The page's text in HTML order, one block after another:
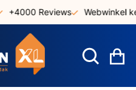
+4000 Reviews Webwinkel